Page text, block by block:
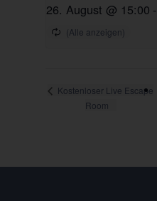
26. August @ 15:00 -
Kostenloser Live Escape
Room